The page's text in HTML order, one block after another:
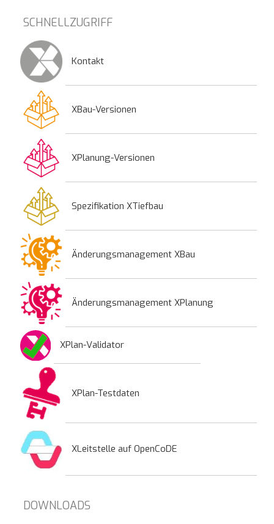
SCHNELLZUGRIFF
Kontakt
XBau-Versionen
XPlanung-Versionen
Spezifikation XTiefbau
Änderungsmanagement XBau
Änderungsmanagement XPlanung
XPlan-Validator
XPlan-Testdaten
XLeitstelle auf OpenCoDE
DOWNLOADS